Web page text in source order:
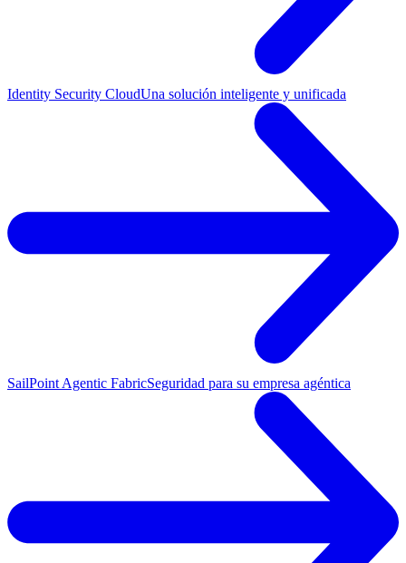
Identity Security CloudUna solución inteligente y unificada
SailPoint Agentic FabricSeguridad para su empresa agéntica